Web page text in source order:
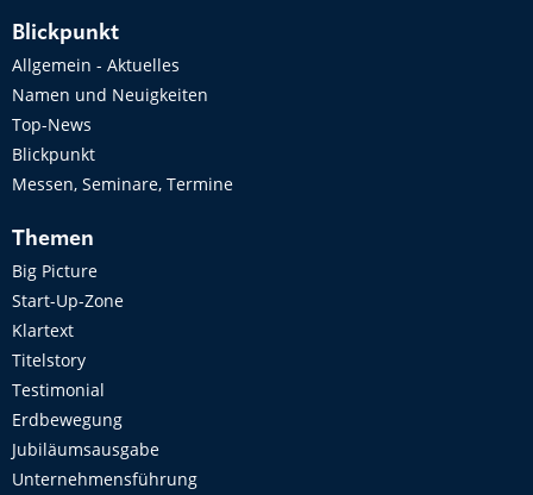
Blickpunkt
Allgemein - Aktuelles
Namen und Neuigkeiten
Top-News
Blickpunkt
Messen, Seminare, Termine
Themen
Big Picture
Start-Up-Zone
Klartext
Titelstory
Testimonial
Erdbewegung
Jubiläumsausgabe
Unternehmensführung